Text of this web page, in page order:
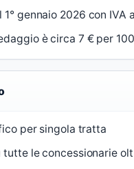
gennaio 2026 con IVA
è circa 7 € per
per singola tratta
le concessionarie